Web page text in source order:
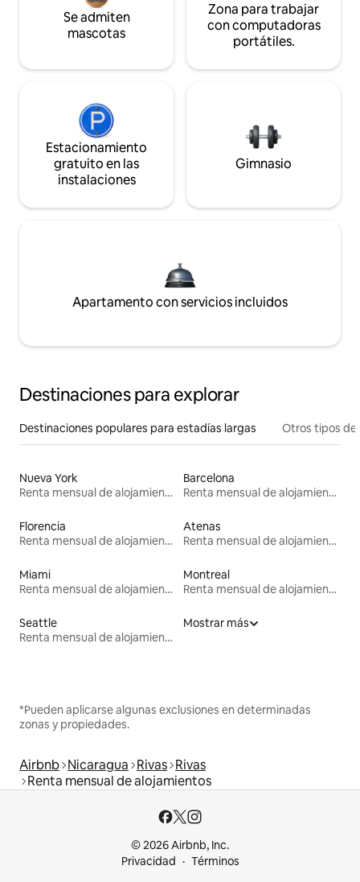
Se admiten
mascotas
Zona para trabajar
con computadoras
portátiles.
Estacionamiento
gratuito en las
instalaciones
Gimnasio
Apartamento con servicios incluidos
Destinaciones para explorar
Destinaciones populares para estadías largas Otros tipos de
Nueva York
Renta mensual de alojamientos
Barcelona
Renta mensual de alojamientos
Florencia
Renta mensual de alojamientos
Atenas
Renta mensual de alojamientos
Miami
Renta mensual de alojamientos
Montreal
Renta mensual de alojamientos
Seattle
Renta mensual de alojamientos
Mostrar más
*Pueden aplicarse algunas exclusiones en determinadas
zonas y propiedades.
Airbnb Nicaragua Rivas Rivas
Renta mensual de alojamientos
© 2026 Airbnb, Inc.
Privacidad
Términos